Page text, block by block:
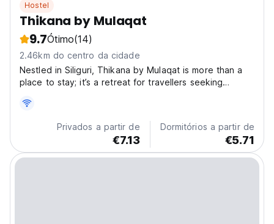
Hostel
Thikana by Mulaqat
9.7Ótimo(14)
2.46km do centro da cidade
Nestled in Siliguri, Thikana by Mulaqat is more than a
place to stay; it’s a retreat for travellers seeking
amidst the gateway to the Eastern Himalayan region -
Sikkim, Darjeeling, Kalimpong, and the North...
Privados a partir de
€7.13
Dormitórios a partir de
€5.71